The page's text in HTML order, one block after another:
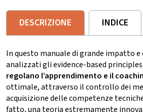
DESCRIZIONE INDICE
In questo manuale di grande impatto e
analizzati gli evidence-based
regolano l’apprendimento e il
ottimale, attraverso il controllo dei
acquisizione delle competenze
fatto, una teoria estremamente